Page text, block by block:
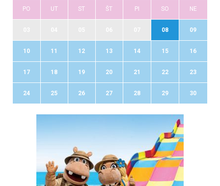
PO UT ST ŠT PI SO NE
08 09
10 11 12 13 14 15 16
17 18 19 20 21 22 23
24 25 26 27 28 29 30